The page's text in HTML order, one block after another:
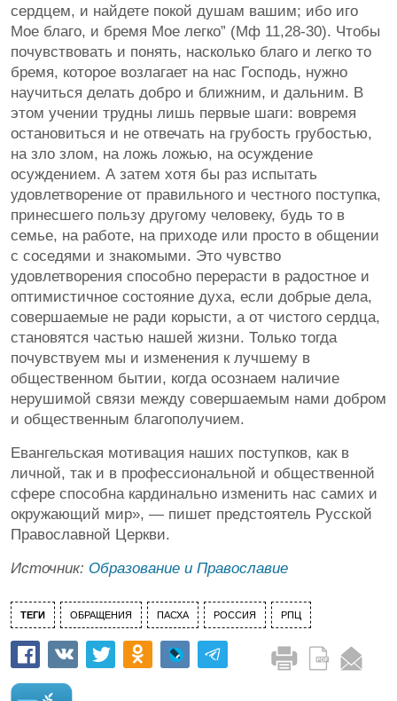
сердцем, и найдете покой душам вашим; ибо иго
Мое благо, и бремя Мое легко” (Мф 11,28-30). Чтобы
почувствовать и понять, насколько благо и легко то
бремя, которое возлагает на нас Господь, нужно
научиться делать добро и ближним, и дальним. В
этом учении трудны лишь первые шаги: вовремя
остановиться и не отвечать на грубость грубостью,
на зло злом, на ложь ложью, на осуждение
осуждением. А затем хотя бы раз испытать
удовлетворение от правильного и честного поступка,
принесшего пользу другому человеку, будь то в
семье, на работе, на приходе или просто в общении
с соседями и знакомыми. Это чувство
удовлетворения способно перерасти в радостное и
оптимистичное состояние духа, если добрые дела,
совершаемые не ради корысти, а от чистого сердца,
становятся частью нашей жизни. Только тогда
почувствуем мы и изменения к лучшему в
общественном бытии, когда осознаем наличие
нерушимой связи между совершаемым нами добром
и общественным благополучием.
Евангельская мотивация наших поступков, как в
личной, так и в профессиональной и общественной
сфере способна кардинально изменить нас самих и
окружающий мир», — пишет предстоятель Русской
Православной Церкви.
Источник: Образование и Православие
ТЕГИ ОБРАЩЕНИЯ ПАСХА РОССИЯ РПЦ